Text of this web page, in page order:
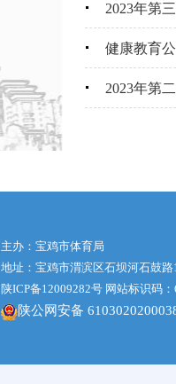
2023年第
健康教育
2023年第
主办：宝鸡市体育局
地址：宝鸡市渭滨区石坝河石鼓
陕ICP备12009282号 网站标识码
陕公网安备